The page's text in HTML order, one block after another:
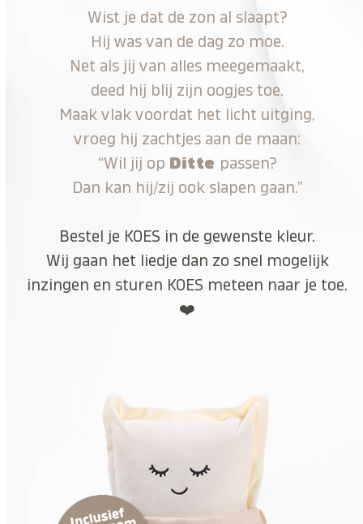
Wist je dat de zon al slaapt?
Hij was van de dag zo moe.
Net als jij van alles meegemaakt,
deed hij blij zijn oogjes toe.
Maak vlak voordat het licht uitging,
vroeg hij zachtjes aan de maan:
“Wil jij op Ditte passen?
Dan kan hij/zij ook slapen gaan.”
Bestel je KOES in de gewenste kleur.
Wij gaan het liedje dan zo snel mogelijk
inzingen en sturen KOES meteen naar je toe.
❤️